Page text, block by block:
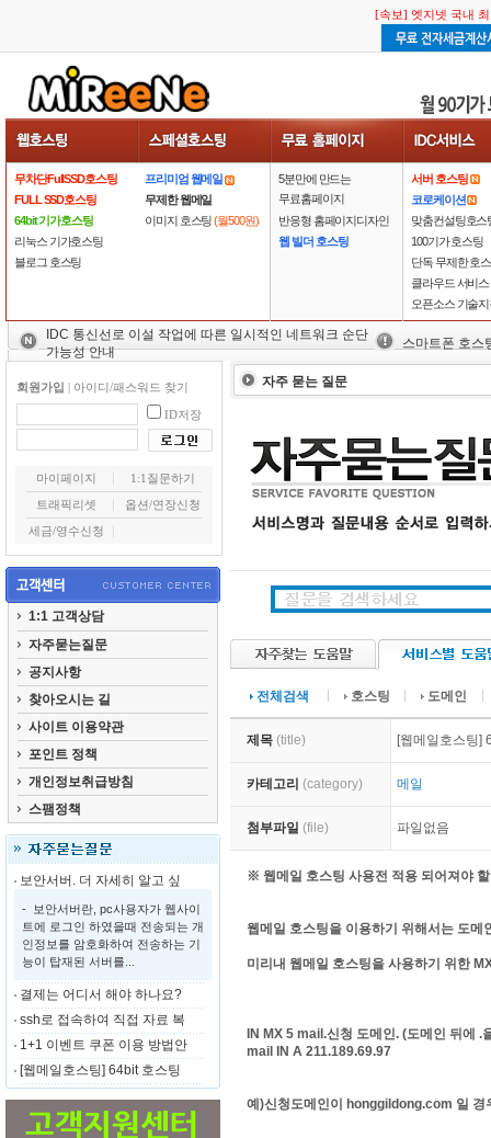
[속보] 엣지넷 국내
무차단FullSSD호스팅
FULL SSD호스팅
64bit 기가호스팅
리눅스 기가호스팅
블로그 호스팅
프리미엄 웹메일
무제한 웹메일
이미지 호스팅(월500원)
5분만에 만드는
무료홈페이지
반응형 홈페이지디자인
웹 빌더 호스팅
서버 호스팅
코로케이션
맞춤컨설팅호스
100기가 호스팅
단독 무제한 호
클라우드 서비스
오픈소스 기술
IDC 통신선로 이설 작업에 따른 일시적인 네트워크 순단
가능성 안내
스마트폰 호스
회원가입 | 아이디/패스워드 찾기
ID저장
마이페이지
1:1질문하기
트래픽리셋
옵션/연장신청
세금/영수신청
1:1 고객상담
자주묻는질문
공지사항
찾아오시는 길
사이트 이용약관
포인트 정책
개인정보취급방침
스팸정책
보안서버. 더 자세히 알고 싶
- 보안서버란, pc사용자가 웹사이
트에 로그인 하였을때 전송되는 개
인정보를 암호화하여 전송하는 기
능이 탑재된 서버를...
결제는 어디서 해야 하나요?
ssh로 접속하여 직접 자료 복
1+1 이벤트 쿠폰 이용 방법안
[웹메일호스팅] 64bit 호스팅
자주 묻는 질문
전체검색 호스팅 도메인
제목 (title) [웹메일호스팅]
카테고리 (category) 메일
첨부파일 (file) 파일없음
※ 웹메일 호스팅 사용전 적용 되어져야
웹메일 호스팅을 이용하기 위해서는 도
미리내 웹메일 호스팅을 사용하기 위한
IN MX 5 mail.신청 도메인. (도메인 뒤에 .
mail IN A 211.189.69.97
예)신청도메인이 honggildong.com 일 경